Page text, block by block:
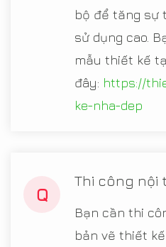
bộ để tăng sự
sử dụng cao.
mẫu thiết kế
đây: https://
ke-nha-dep
Q
Thi công nội
Bạn cần thi
bản vẽ thiết